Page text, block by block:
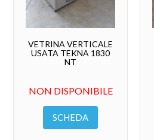
VETRINA VERTICALE
USATA TEKNA 1830
NT
NON DISPONIBILE
SCHEDA